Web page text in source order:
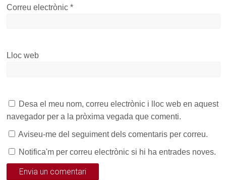
Correu electrònic*
Lloc web
Desa el meu nom, correu electrònic i lloc web en aquest
navegador per a la pròxima vegada que comenti.
Aviseu-me del seguiment dels comentaris per correu.
Notifica'm per correu electrònic si hi ha entrades noves.